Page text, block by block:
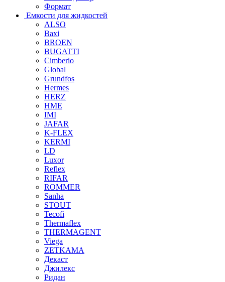
Формат
Емкости для жидкостей
ALSO
Baxi
BROEN
BUGATTI
Cimberio
Global
Grundfos
Hermes
HERZ
HME
IMI
JAFAR
K-FLEX
KERMI
LD
Luxor
Reflex
RIFAR
ROMMER
Sanha
STOUT
Tecofi
Thermaflex
THERMAGENT
Viega
ZETKAMA
Декаст
Джилекс
Ридан